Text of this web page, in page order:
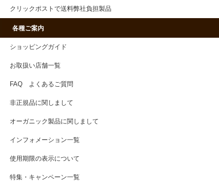
クリックポストで送料弊社負担製品
各種ご案内
ショッピングガイド
お取扱い店舗一覧
FAQ よくあるご質問
非正規品に関しまして
オーガニック製品に関しまして
インフォメーション一覧
使用期限の表示について
特集・キャンペーン一覧